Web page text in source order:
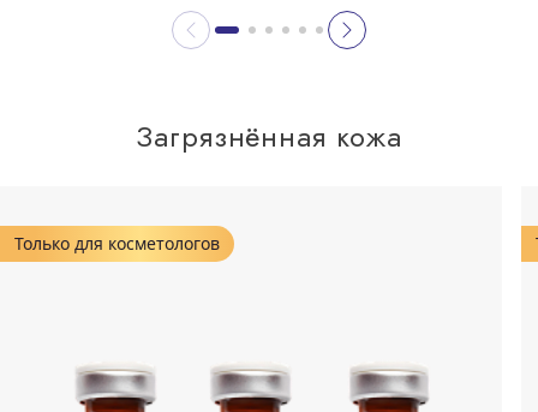
Загрязнённая кожа
Только для косметологов